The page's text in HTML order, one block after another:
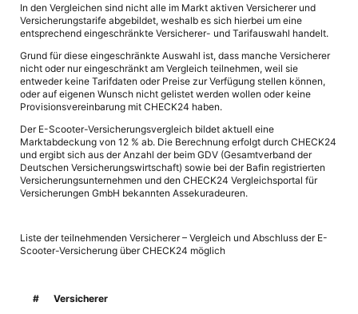
In den Vergleichen sind nicht alle im Markt aktiven Versicherer und
Versicherungstarife abgebildet, weshalb es sich hierbei um eine
entsprechend eingeschränkte Versicherer- und Tarifauswahl handelt.
Grund für diese eingeschränkte Auswahl ist, dass manche Versicherer
nicht oder nur eingeschränkt am Vergleich teilnehmen, weil sie
entweder keine Tarifdaten oder Preise zur Verfügung stellen können,
oder auf eigenen Wunsch nicht gelistet werden wollen oder keine
Provisionsvereinbarung mit CHECK24 haben.
Der E-Scooter-Versicherungsvergleich bildet aktuell eine
Marktabdeckung von 12 % ab. Die Berechnung erfolgt durch CHECK24
und ergibt sich aus der Anzahl der beim GDV (Gesamtverband der
Deutschen Versicherungswirtschaft) sowie bei der Bafin registrierten
Versicherungsunternehmen und den CHECK24 Vergleichsportal für
Versicherungen GmbH bekannten Assekuradeuren.
Liste der teilnehmenden Versicherer – Vergleich und Abschluss der E-
Scooter-Versicherung über CHECK24 möglich
#
Versicherer